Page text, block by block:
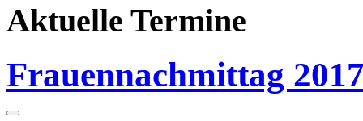
Aktuelle Termine
Frauennachmittag